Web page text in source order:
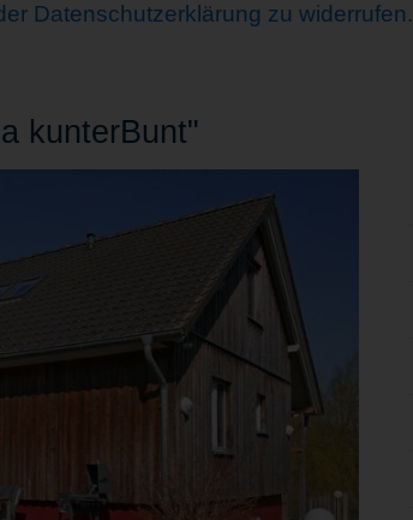
Datenschutzerklärung zu widerrufen.
kunterBunt"